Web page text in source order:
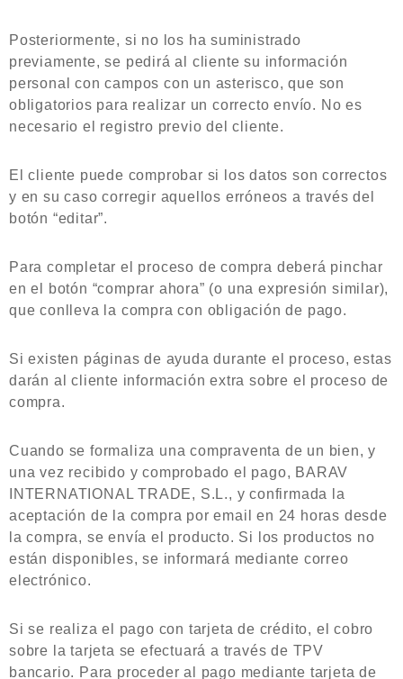
Posteriormente, si no los ha suministrado
previamente, se pedirá al cliente su información
personal con campos con un asterisco, que son
obligatorios para realizar un correcto envío. No es
necesario el registro previo del cliente.
El cliente puede comprobar si los datos son correctos
y en su caso corregir aquellos erróneos a través del
botón “editar”.
Para completar el proceso de compra deberá pinchar
en el botón “comprar ahora” (o una expresión similar),
que conlleva la compra con obligación de pago.
Si existen páginas de ayuda durante el proceso, estas
darán al cliente información extra sobre el proceso de
compra.
Cuando se formaliza una compraventa de un bien, y
una vez recibido y comprobado el pago, BARAV
INTERNATIONAL TRADE, S.L., y confirmada la
aceptación de la compra por email en 24 horas desde
la compra, se envía el producto. Si los productos no
están disponibles, se informará mediante correo
electrónico.
Si se realiza el pago con tarjeta de crédito, el cobro
sobre la tarjeta se efectuará a través de TPV
bancario. Para proceder al pago mediante tarjeta de